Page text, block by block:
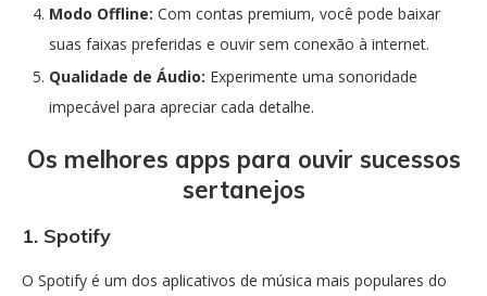
Modo Offline: Com contas premium, você pode baixar
suas faixas preferidas e ouvir sem conexão à internet.
Qualidade de Áudio: Experimente uma sonoridade
impecável para apreciar cada detalhe.
Os melhores apps para ouvir sucessos
sertanejos
1. Spotify
O Spotify é um dos aplicativos de música mais populares do